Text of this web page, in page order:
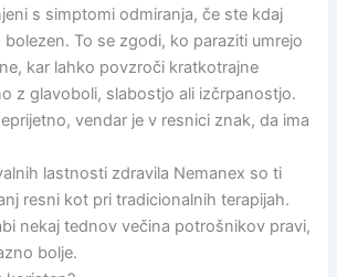
s simptomi odmiranja, če ste kdaj
To se zgodi, ko paraziti umrejo
kar lahko povzroči kratkotrajne
z glavoboli, slabostjo ali izčrpanostjo.
vendar je v resnici znak, da ima
lastnosti zdravila Nemanex so ti
resni kot pri tradicionalnih terapijah.
nekaj tednov večina potrošnikov pravi,
bolje.